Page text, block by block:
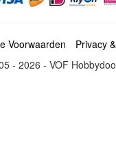
Voorwaarden
Privacy
- 2026 - VOF